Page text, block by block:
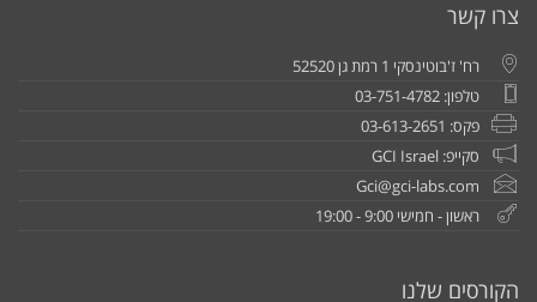
צרו קשר
רח' ז'בוטינסקי 1 רמת גן 52520
טלפון: 03-751-4782
פקס: 03-613-2651
סקייפ: GCI Israel
Gci@gci-labs.com
ראשון - חמישי 9:00 - 19:00
הקורסים שלנו